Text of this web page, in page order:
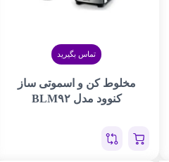
تماس بگیرید
مخلوط کن و اسموتی ساز
کنوود مدل BLM۹۲